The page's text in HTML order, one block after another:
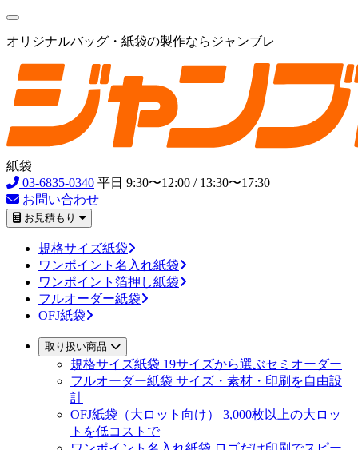
オリジナルバッグ・紙袋の製作ならジャンブレ
紙袋
03-6835-0340 平日 9:30〜12:00 / 13:30〜17:30
お問い合わせ
お見積もり
規格サイズ紙袋
ワンポイント名入れ紙袋
ワンポイント箔押し紙袋
フルオーダー紙袋
OFJ紙袋
取り扱い商品
規格サイズ紙袋 19サイズから選ぶセミオーダー
フルオーダー紙袋 サイズ・素材・印刷を自由設
計
OFJ紙袋（大ロット向け）
3,000枚以上の大ロッ
トを低コストで